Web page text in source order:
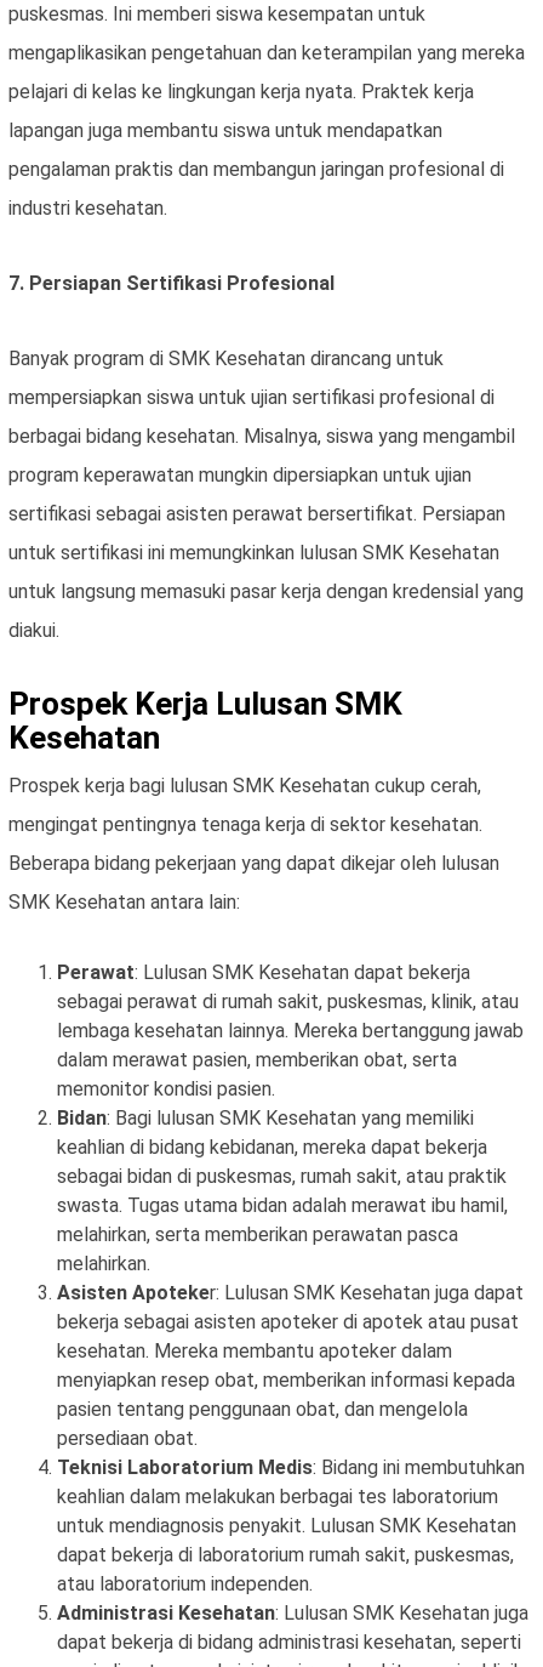
puskesmas. Ini memberi siswa kesempatan untuk
mengaplikasikan pengetahuan dan keterampilan yang mereka
pelajari di kelas ke lingkungan kerja nyata. Praktek kerja
lapangan juga membantu siswa untuk mendapatkan
pengalaman praktis dan membangun jaringan profesional di
industri kesehatan.
7. Persiapan Sertifikasi Profesional
Banyak program di SMK Kesehatan dirancang untuk
mempersiapkan siswa untuk ujian sertifikasi profesional di
berbagai bidang kesehatan. Misalnya, siswa yang mengambil
program keperawatan mungkin dipersiapkan untuk ujian
sertifikasi sebagai asisten perawat bersertifikat. Persiapan
untuk sertifikasi ini memungkinkan lulusan SMK Kesehatan
untuk langsung memasuki pasar kerja dengan kredensial yang
diakui.
Prospek Kerja Lulusan SMK
Kesehatan
Prospek kerja bagi lulusan SMK Kesehatan cukup cerah,
mengingat pentingnya tenaga kerja di sektor kesehatan.
Beberapa bidang pekerjaan yang dapat dikejar oleh lulusan
SMK Kesehatan antara lain:
Perawat: Lulusan SMK Kesehatan dapat bekerja
sebagai perawat di rumah sakit, puskesmas, klinik, atau
lembaga kesehatan lainnya. Mereka bertanggung jawab
dalam merawat pasien, memberikan obat, serta
memonitor kondisi pasien.
Bidan: Bagi lulusan SMK Kesehatan yang memiliki
keahlian di bidang kebidanan, mereka dapat bekerja
sebagai bidan di puskesmas, rumah sakit, atau praktik
swasta. Tugas utama bidan adalah merawat ibu hamil,
melahirkan, serta memberikan perawatan pasca
melahirkan.
Asisten Apoteker: Lulusan SMK Kesehatan juga dapat
bekerja sebagai asisten apoteker di apotek atau pusat
kesehatan. Mereka membantu apoteker dalam
menyiapkan resep obat, memberikan informasi kepada
pasien tentang penggunaan obat, dan mengelola
persediaan obat.
Teknisi Laboratorium Medis: Bidang ini membutuhkan
keahlian dalam melakukan berbagai tes laboratorium
untuk mendiagnosis penyakit. Lulusan SMK Kesehatan
dapat bekerja di laboratorium rumah sakit, puskesmas,
atau laboratorium independen.
Administrasi Kesehatan: Lulusan SMK Kesehatan juga
dapat bekerja di bidang administrasi kesehatan, seperti